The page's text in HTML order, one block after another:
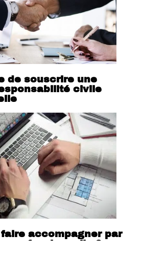
de souscrire une
civile
accompagner par
professionnelle ?